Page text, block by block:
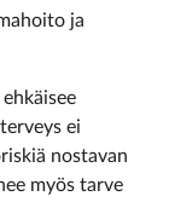
ja
ei
nostavan
myös tarve